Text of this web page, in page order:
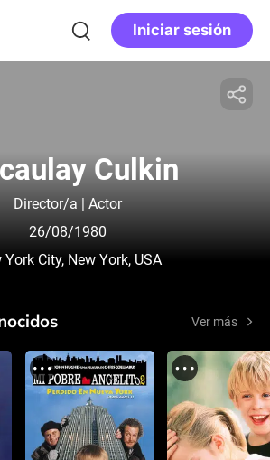
Iniciar sesión
Culkin
Director/a | Actor
26/08/1980
York City, New York, USA
Ver más